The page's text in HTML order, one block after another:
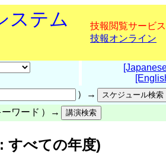
ステム
技報閲覧サービス
技報オンライン
）→
ーワード ）→
べての年度)